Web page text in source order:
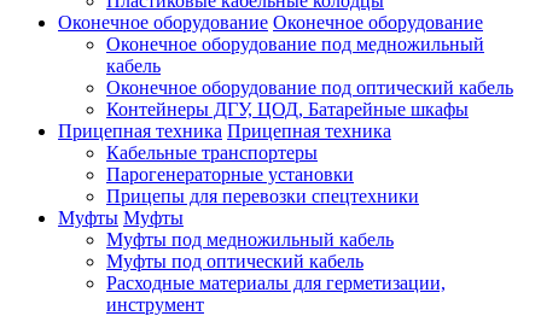
Оконечное оборудование Оконечное оборудование
Оконечное оборудование под медножильный
кабель
Оконечное оборудование под оптический кабель
Контейнеры ДГУ, ЦОД, Батарейные шкафы
Прицепная техника Прицепная техника
Кабельные транспортеры
Парогенераторные установки
Прицепы для перевозки спецтехники
Муфты Муфты
Муфты под медножильный кабель
Муфты под оптический кабель
Расходные материалы для герметизации,
инструмент